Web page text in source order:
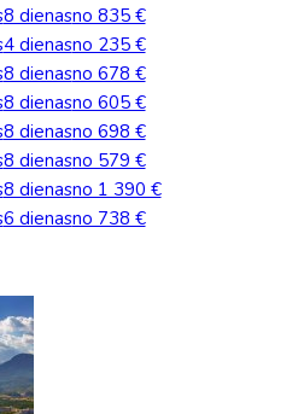
8 dienasno 835 €
4 dienasno 235 €
8 dienasno 678 €
8 dienasno 605 €
8 dienasno 698 €
8 dienasno 579 €
8 dienasno 1 390 €
6 dienasno 738 €